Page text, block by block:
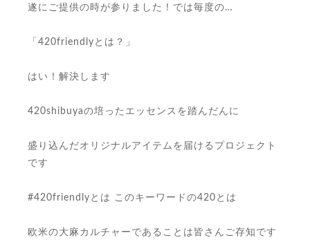
遂にご提供の時が参りました！では毎度の…
「420friendlyとは？」
はい！解決します
420shibuyaの培ったエッセンスを踏んだんに
盛り込んだオリジナルアイテムを届けるプロジェクト
です
#420friendlyとは このキーワードの420とは
欧米の大麻カルチャーであることは皆さんご存知です